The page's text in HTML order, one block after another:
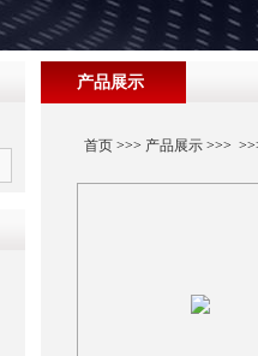
产品展示
首页>>> 产品展示>>>